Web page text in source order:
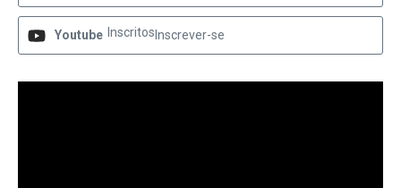
Youtube Inscritos Inscrever-se